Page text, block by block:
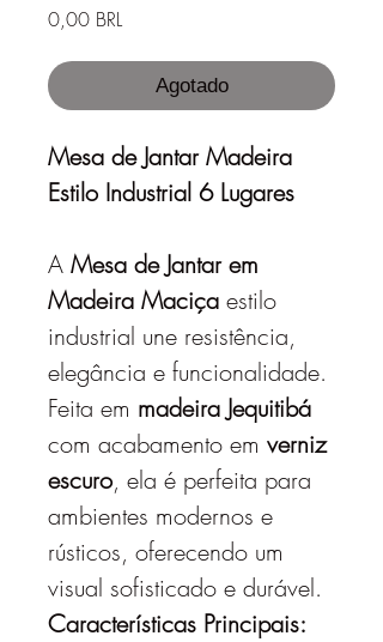
0,00 BRL
Agotado
Mesa de Jantar Madeira
Estilo Industrial 6 Lugares
A Mesa de Jantar em
Madeira Maciça estilo
industrial une resistência,
elegância e funcionalidade.
Feita em madeira Jequitibá
com acabamento em verniz
escuro, ela é perfeita para
ambientes modernos e
rústicos, oferecendo um
visual sofisticado e durável.
Características Principais: